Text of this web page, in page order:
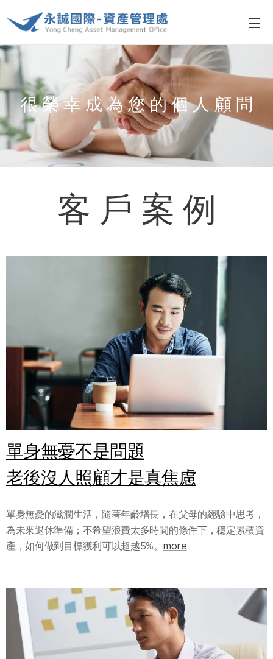
很 榮 幸 成 為 您 的 個 人 顧 問
客 戶 案 例
單身無憂不是問題
老後沒人照顧才是真焦慮
單身無憂的滋潤生活，隨著年齡增長，在父母的經驗中思考，
為未來退休準備；不希望浪費太多時間的條件下，穩定累積資
產，如何做到目標獲利可以超越5%。 more